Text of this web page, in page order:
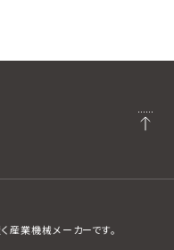
産業機械メーカーです。